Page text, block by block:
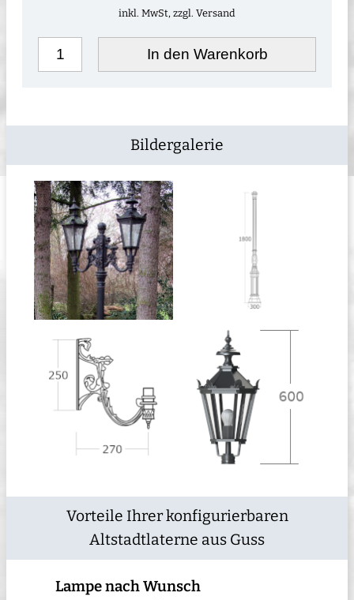
inkl. MwSt, zzgl. Versand
In den Warenkorb
Bildergalerie
Vorteile Ihrer konfigurierbaren
Altstadtlaterne aus Guss
Lampe nach Wunsch